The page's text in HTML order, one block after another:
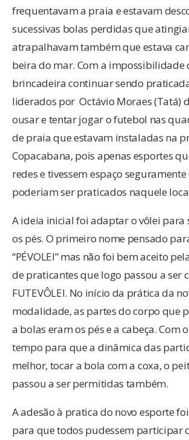
frequentavam a praia e estavam
sucessivas bolas perdidas que
atrapalhavam também que estava
beira do mar. Com a impossibilidade
brincadeira continuar sendo
liderados por Octávio Moraes (Tatá)
ousar e tentar jogar o futebol nas
de praia que estavam instaladas na
Copacabana, pois apenas esportes
redes e tivessem espaço
poderiam ser praticados naquele
A ideia inicial foi adaptar o vôlei para
os pés. O primeiro nome pensado
“PÉVOLEI” mas não foi bem aceito
de praticantes que logo passou a ser
FUTEVÔLEI. No início da prática da
modalidade, as partes do corpo que
a bolas eram os pés e a cabeça. Com
tempo para que a dinâmica das
melhor, tocar a bola com a coxa, o
passou a ser permitidas também.
A adesão à pratica do novo esporte
para que todos pudessem participar